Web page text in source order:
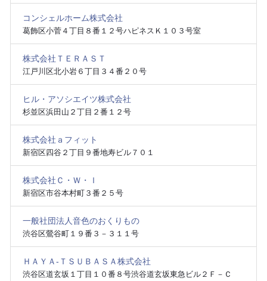
コンシェルホーム株式会社
葛飾区小菅４丁目８番１２号ハピネスＫ１０３号室
株式会社ＴＥＲＡＳＴ
江戸川区北小岩６丁目３４番２０号
ヒル・アソシエイツ株式会社
杉並区浜田山２丁目２番１２号
株式会社ａフィット
新宿区四谷２丁目９番地寿ビル７０１
株式会社Ｃ・Ｗ・Ｉ
新宿区市谷本村町３番２５号
一般社団法人音色のおくりもの
渋谷区鶯谷町１９番３－３１１号
ＨＡＹＡ‐ＴＳＵＢＡＳＡ株式会社
渋谷区道玄坂１丁目１０番８号渋谷道玄坂東急ビル２Ｆ－Ｃ